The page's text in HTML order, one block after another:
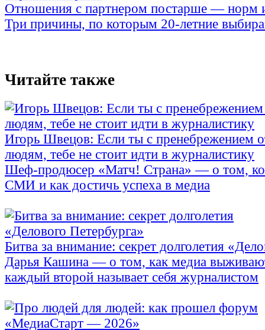
Отношения с партнером постарше — норм
Три причины, по которым 20-летние
Читайте также
Игорь Швецов: Если ты с пренебрежением
людям, тебе не стоит идти в журналистику
Шеф-продюсер «Матч! Страна» — о том,
СМИ и как достичь успеха в медиа
Битва за внимание: секрет долголетия
Дарья Кашина — о том, как медиа
каждый второй называет себя журналистом